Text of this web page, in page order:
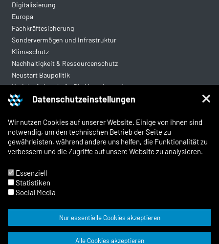
Datenschutzeinstellungen
Wir nutzen Cookies auf unserer Website. Einige von ihnen sind
notwendig, um den technischen Betrieb der Seite zu
gewährleisten, während andere uns helfen, die Funktionalität zu
verbessern und die Zugriffe auf unsere Website zu analysieren.
Essenziell
Statistiken
Social Media
Nur essentielle Cookies akzeptieren
Alle Cookies akzeptieren
Digitalisierung
Europa
Fachkräftesicherung
Sondervermögen und Infrastruktur
Klimaschutz
Nachhaltigkeit & Ressourcenschutz
Neustart Baupolitik
Kreislaufwirtschaft: Die Mantelverordnung
Mittelstandsgerechte Vergabe
Rechtliches
Kontakt
Impressum
Datenschutz
Whistleblowing und Meldewege
© 2026 Zentralverband Deutsches